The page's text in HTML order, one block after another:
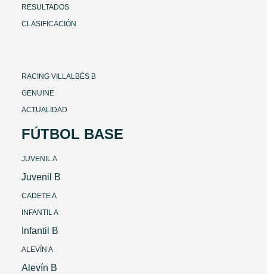
RESULTADOS
CLASIFICACIÓN
RACING VILLALBÉS B
GENUINE
ACTUALIDAD
FÚTBOL BASE
JUVENIL A
Juvenil B
CADETE A
INFANTIL A
Infantil B
ALEVÍN A
Alevín B